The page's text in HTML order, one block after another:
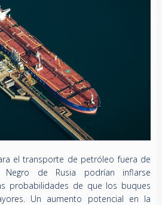
el transporte de petróleo fuera de
de Rusia podrían inflarse
probabilidades de que los buques
Un aumento potencial en la